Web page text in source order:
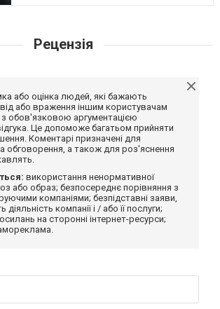
Рецензія
або оцінка людей, які бажають
або враження іншим користувачам
обов'язковою аргументацією
Це допоможе багатьом прийняти
Коментарі призначені для
обговорення, а також для роз'яснення
використання ненормативної
або образ; безпосереднє порівняння з
компаніями; безпідставні заяви,
компанії і / або її послуги;
на сторонні інтернет-ресурси;